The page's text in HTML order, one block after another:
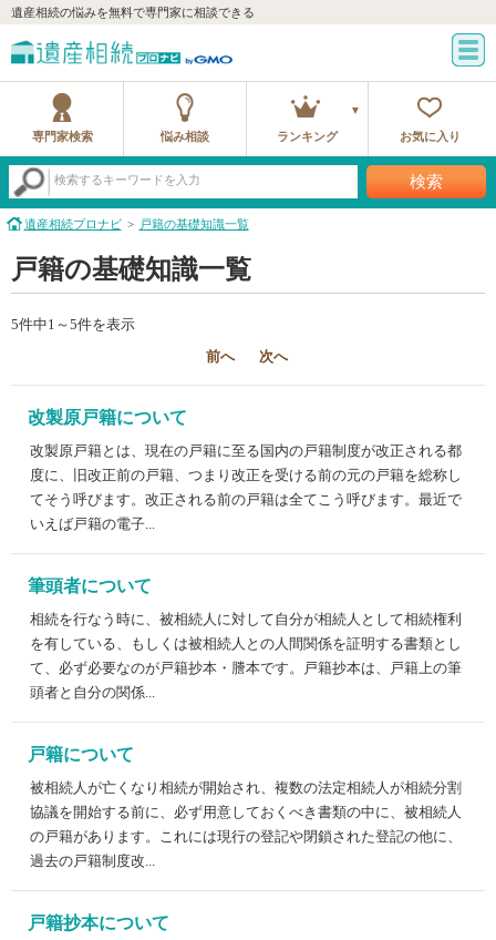
遺産相続の悩みを無料で専門家に相談できる
専門家検索 悩み相談 ランキング お気に入り
検索するキーワードを入力 検索
遺産相続プロナビ 戸籍の基礎知識一覧
戸籍の基礎知識一覧
5件中1～5件を表示
前へ 次へ
改製原戸籍について
改製原戸籍とは、現在の戸籍に至る国内の戸籍制度が改正される都
度に、旧改正前の戸籍、つまり改正を受ける前の元の戸籍を総称し
てそう呼びます。改正される前の戸籍は全てこう呼びます。最近で
いえば戸籍の電子...
筆頭者について
相続を行なう時に、被相続人に対して自分が相続人として相続権利
を有している、もしくは被相続人との人間関係を証明する書類とし
て、必ず必要なのが戸籍抄本・謄本です。戸籍抄本は、戸籍上の筆
頭者と自分の関係...
戸籍について
被相続人が亡くなり相続が開始され、複数の法定相続人が相続分割
協議を開始する前に、必ず用意しておくべき書類の中に、被相続人
の戸籍があります。これには現行の登記や閉鎖された登記の他に、
過去の戸籍制度改...
戸籍抄本について